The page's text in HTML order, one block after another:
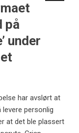
på
under
har avslørt at
personlig
at det ble plassert